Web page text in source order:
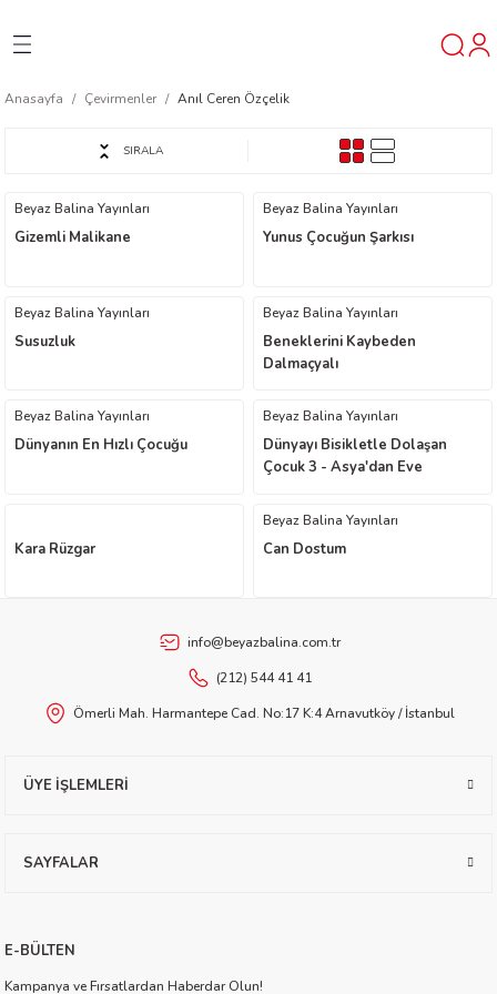
Anasayfa Çevirmenler Anıl Ceren Özçelik
SIRALA
Beyaz Balina Yayınları
Gizemli Malikane
Beyaz Balina Yayınları
Yunus Çocuğun Şarkısı
Beyaz Balina Yayınları
Susuzluk
Beyaz Balina Yayınları
Beneklerini Kaybeden
Dalmaçyalı
Beyaz Balina Yayınları
Dünyanın En Hızlı Çocuğu
Beyaz Balina Yayınları
Dünyayı Bisikletle Dolaşan
Çocuk 3 - Asya'dan Eve
Kara Rüzgar
Beyaz Balina Yayınları
Can Dostum
info@beyazbalina.com.tr
(212) 544 41 41
Ömerli Mah. Harmantepe Cad. No:17 K:4 Arnavutköy / İstanbul
ÜYE İŞLEMLERİ
SAYFALAR
E-BÜLTEN
Kampanya ve Fırsatlardan Haberdar Olun!